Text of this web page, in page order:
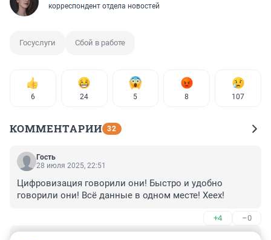
корреспондент отдела новостей
Госуслуги Сбой в работе
6 24 5 8 107
КОММЕНТАРИИ 32
Гость
28 июля 2025, 22:51
Цифровизация говорили они! Быстро и удобно
говорили они! Всё данные в одном месте! Хеех!
+4 –0